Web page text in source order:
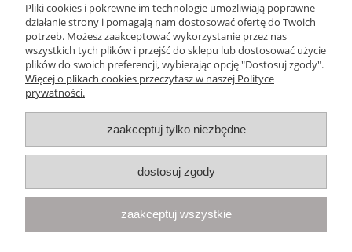
Pomoc
Moje konto
Płatności i dostawa
Informacje
O nas
Your Space| Olimpijska 8, 86-010 Samociążek, woj. kujawsko-
Pliki cookies i pokrewne im technologie umożliwiają poprawne
działanie strony i pomagają nam dostosować ofertę do Twoich
potrzeb. Możesz zaakceptować wykorzystanie przez nas
wszystkich tych plików i przejść do sklepu lub dostosować użycie
plików do swoich preferencji, wybierając opcję "Dostosuj zgody".
Więcej o plikach cookies przeczytasz w naszej Polityce
prywatności.
zaakceptuj tylko niezbędne
dostosuj zgody
zaakceptuj wszystkie